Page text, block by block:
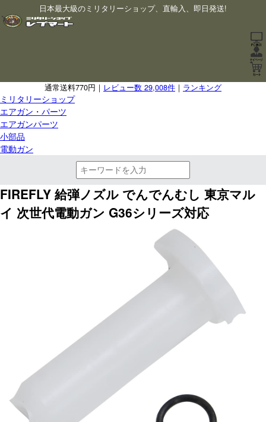
日本最大級のミリタリーショップ、直輸入、即日発送!
通常送料770円｜ レビュー数 29,008件 ｜ ランキング
ミリタリーショップ
エアガン・パーツ
エアガンパーツ
小部品
電動ガン
FIREFLY 給弾ノズル でんでんむし 東京マル
イ 次世代電動ガン G36シリーズ対応